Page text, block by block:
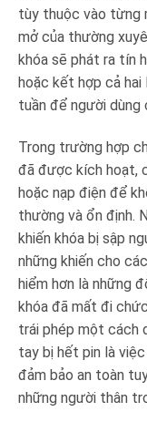
tùy thuộc vào từng
mở của thường
khóa sẽ phát ra tín
hoặc kết hợp cả
tuần để người
Trong trường hợp
đã được kích hoạt,
hoặc nạp điện để
thường và ổn định.
khiến khóa bị sập
những khiến cho
hiểm hơn là những
khóa đã mất đi
trái phép một cách
tay bị hết pin là
đảm bảo an toàn
những người thân